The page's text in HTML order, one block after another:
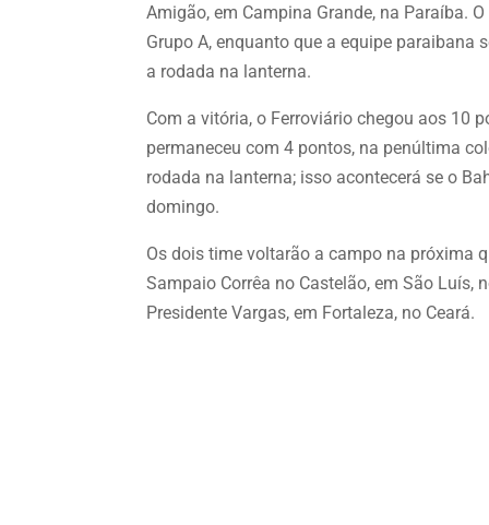
Amigão, em Campina Grande, na Paraíba.
Grupo A, enquanto que a equipe paraibana
a rodada na lanterna.
Com a vitória, o Ferroviário chegou aos 10
permaneceu com 4 pontos, na penúltima
rodada na lanterna; isso acontecerá se o
domingo.
Os dois time voltarão a campo na próxima
Sampaio Corrêa no Castelão, em São Luís,
Presidente Vargas, em Fortaleza, no Ceará.